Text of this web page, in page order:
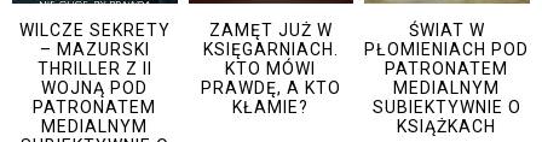
WILCZE SEKRETY
– MAZURSKI
THRILLER Z II
WOJNĄ POD
PATRONATEM
MEDIALNYM
ZAMĘT JUŻ W
KSIĘGARNIACH.
KTO MÓWI
PRAWDĘ, A KTO
KŁAMIE?
ŚWIAT W
PŁOMIENIACH POD
PATRONATEM
MEDIALNYM
SUBIEKTYWNIE O
KSIĄŻKACH